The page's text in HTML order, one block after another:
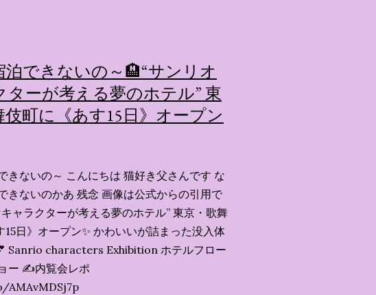
泊できないの～🏨“サンリオ
ターが考える夢のホテル” 東
伎町に《あす15日》オープン
きないの～ こんにちは 猫好き父さんです な
きないのかあ 残念 画像は公式からの引用で
ャラクターが考える夢のホテル” 東京・歌舞
15日》オープン✨️ かわいいが詰まった没入体
Sanrio characters Exhibition ホテルフロー
ー ✍️内覧会レポ